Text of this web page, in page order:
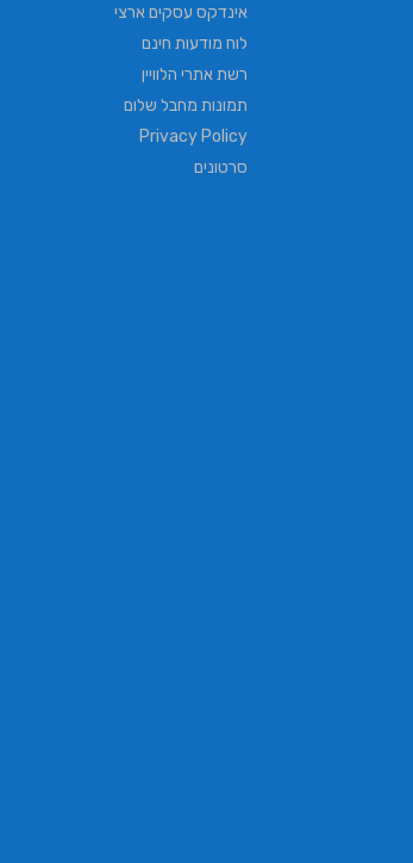
אינדקס עסקים ארצי
לוח מודעות חינם
רשת אתרי הלוויין
תמונות מחבל שלום
Privacy Policy
סרטונים